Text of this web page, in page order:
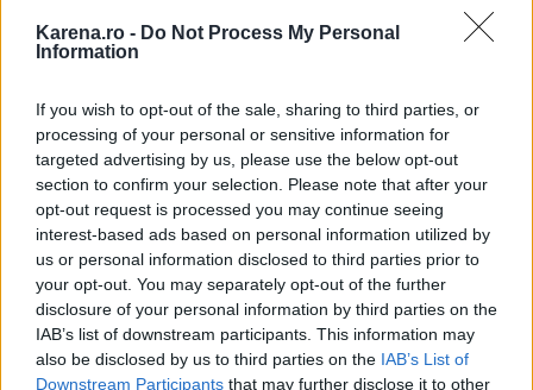
Karena.ro - Do Not Process My Personal
Information
If you wish to opt-out of the sale, sharing to third parties, or
processing of your personal or sensitive information for
targeted advertising by us, please use the below opt-out
section to confirm your selection. Please note that after your
opt-out request is processed you may continue seeing
interest-based ads based on personal information utilized by
us or personal information disclosed to third parties prior to
your opt-out. You may separately opt-out of the further
disclosure of your personal information by third parties on the
IAB’s list of downstream participants. This information may
also be disclosed by us to third parties on the IAB’s List of
Downstream Participants that may further disclose it to other
"Fiti consienti de faptul ca, de fiecare data cand
doua persoane sunt impreuna
, fiecare traieste o
Aceasta experienta poate crea indoieli cu privire la
valoarea celuilalt, si deci neincredere; sau poate
adanci si intari valoarea fiecaruia, increderea si
apropierea dintre ei.